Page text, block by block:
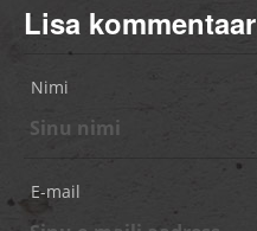
Lisa kommentaar
Nimi
E-mail